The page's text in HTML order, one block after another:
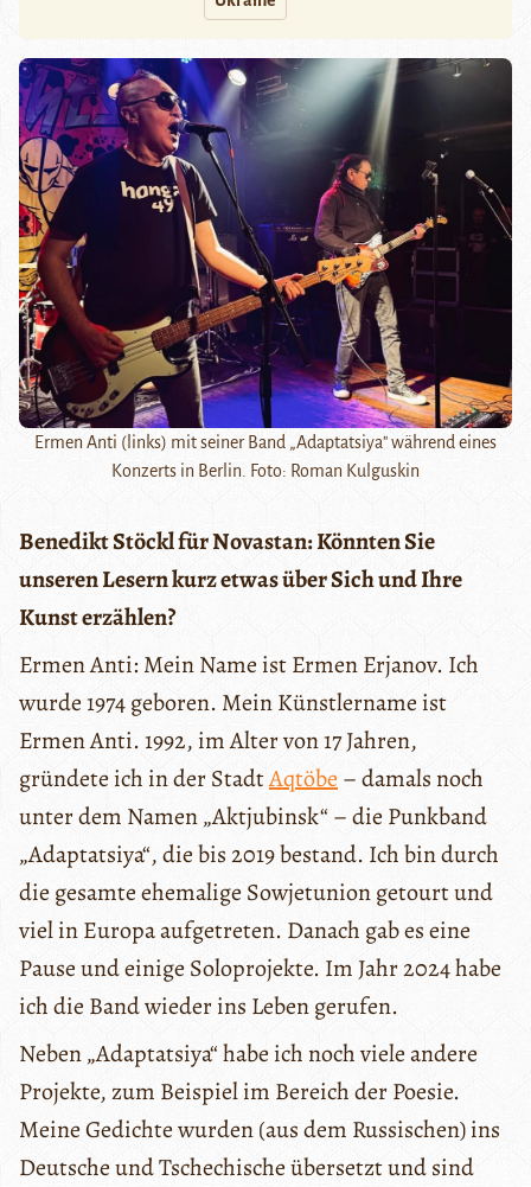
Ermen Anti (links) mit seiner Band „Adaptatsiya" während eines
Konzerts in Berlin. Foto: Roman Kulguskin
Benedikt Stöckl für Novastan: Könnten Sie
unseren Lesern kurz etwas über Sich und Ihre
Kunst erzählen?
Ermen Anti: Mein Name ist Ermen Erjanov. Ich
wurde 1974 geboren. Mein Künstlername ist
Ermen Anti. 1992, im Alter von 17 Jahren,
gründete ich in der StadtAqtöbe– damals noch
unter dem Namen „Aktjubinsk“ – die Punkband
„Adaptatsiya“, die bis 2019 bestand. Ich bin durch
die gesamte ehemalige Sowjetunion getourt und
viel in Europa aufgetreten. Danach gab es eine
Pause und einige Soloprojekte. Im Jahr 2024 habe
ich die Band wieder ins Leben gerufen.
Neben „Adaptatsiya“ habe ich noch viele andere
Projekte, zum Beispiel im Bereich der Poesie.
Meine Gedichte wurden (aus dem Russischen) ins
Deutsche und Tschechische übersetzt und sind